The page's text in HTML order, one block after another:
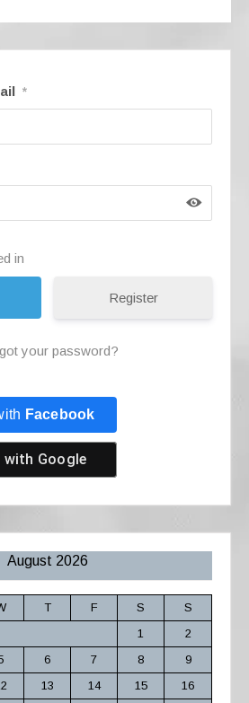
*
in
Register
your password?
Facebook
with Google
August 2026
T F S
S
1
2
6 7 8
9
13 14 15
16